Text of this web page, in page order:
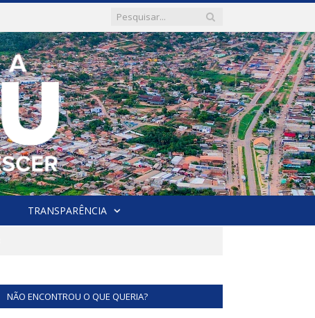
TRANSPARÊNCIA
NÃO ENCONTROU O QUE QUERIA?